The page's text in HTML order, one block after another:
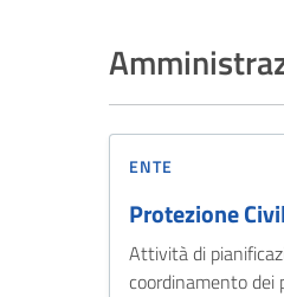
ENTE
Protezione
Attività di
coordinamento dei